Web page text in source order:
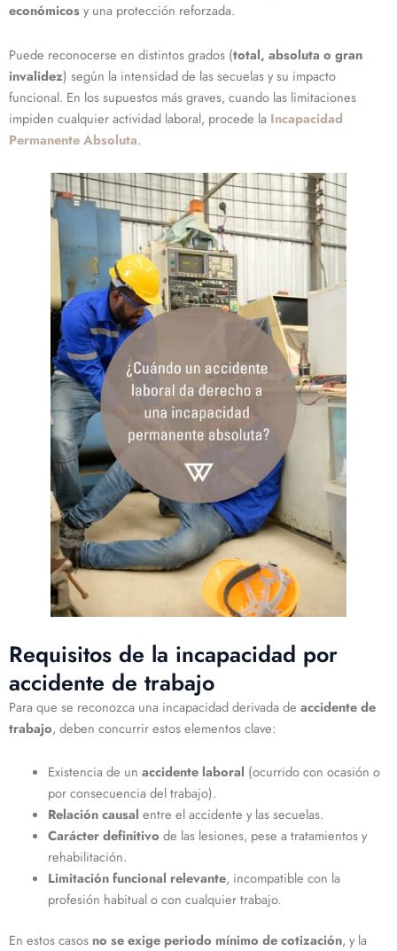
económicosy una protección reforzada.
Puede reconocerse en distintos grados (total, absoluta o gran
invalidez) según la intensidad de las secuelas y su impacto
funcional. En los supuestos más graves, cuando las limitaciones
impiden cualquier actividad laboral, procede la Incapacidad
Permanente Absoluta.
Requisitos de la incapacidad por
accidente de trabajo
Para que se reconozca una incapacidad derivada de accidente de
trabajo, deben concurrir estos elementos clave:
Existencia de un accidente laboral (ocurrido con ocasión o
por consecuencia del trabajo).
Relación causal entre el accidente y las secuelas.
Carácter definitivo de las lesiones, pese a tratamientos y
rehabilitación.
Limitación funcional relevante, incompatible con la
profesión habitual o con cualquier trabajo.
En estos casos no se exige periodo mínimo de cotización, y la